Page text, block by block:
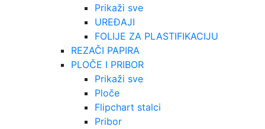
Prikaži sve
UREĐAJI
FOLIJE ZA PLASTIFIKACIJU
REZAČI PAPIRA
PLOČE I PRIBOR
Prikaži sve
Ploče
Flipchart stalci
Pribor